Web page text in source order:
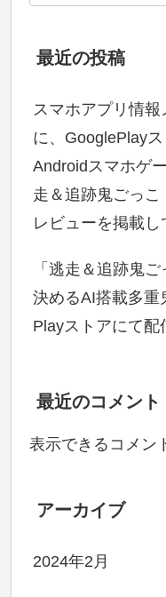
最近の投稿
スマホアプリ情
に、GooglePlay
Androidスマホゲ
走＆追跡鬼ごっ
レビューを掲載し
「逃走＆追跡鬼
決めるAI搭載多重
Playストアにて配
最近のコメント
表示できるコメン
アーカイブ
2024年2月